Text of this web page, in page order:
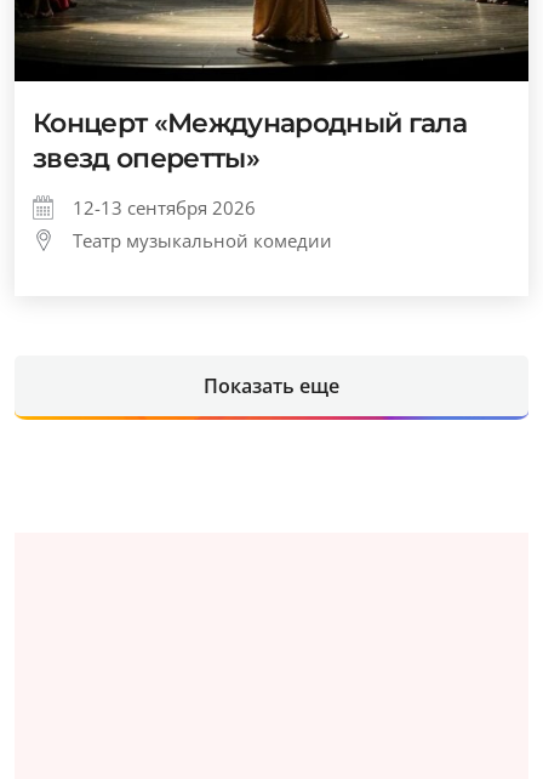
Концерт «Международный гала
звезд оперетты»
12-13 сентября 2026
Театр музыкальной комедии
Показать еще